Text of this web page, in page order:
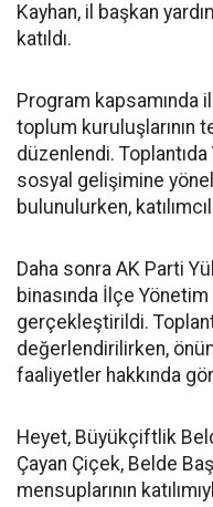
Kayhan, il başkan
katıldı.
Program kapsamında
toplum kuruluşlarının
düzenlendi.
sosyal gelişimine
bulunulurken,
Daha sonra AK Parti
binasında İlçe Yönetim
gerçekleştirildi.
değerlendirilirken,
faaliyetler hakkında
Heyet, Büyükçiftlik
Çayan Çiçek, Belde
mensuplarının